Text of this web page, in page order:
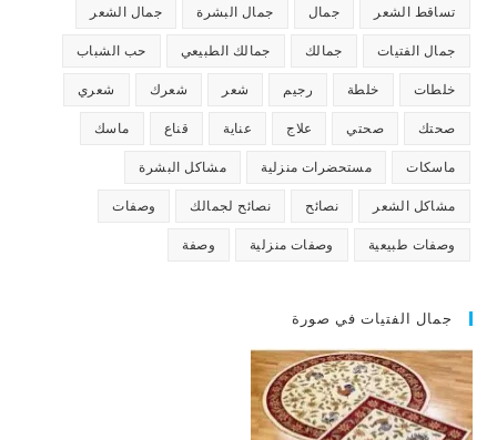
تساقط الشعر جمال جمال البشرة جمال الشعر
جمال الفتيات جمالك جمالك الطبيعي حب الشباب
خلطات خلطة رجيم شعر شعرك شعري
صحتك صحتي علاج عناية قناع ماسك
ماسكات مستحضرات منزلية مشاكل البشرة
مشاكل الشعر نصائح نصائح لجمالك وصفات
وصفات طبيعية وصفات منزلية وصفة
جمال الفتيات في صورة